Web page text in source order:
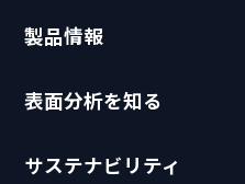
製品情報
表面分析を知る
サステナビリティ